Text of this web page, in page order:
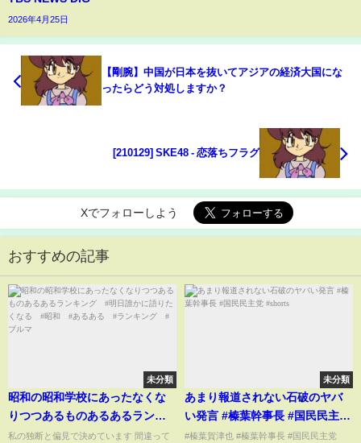
2026年4月25日
【剛腕】中国が日本を抜いてアジアの経済大国にな
ったらどう対処しますか？
[210129] SKE48 -​ 恋落ちフラグ
Xでフォローしよう
おすすめの記事
未分類
昭和の昭和学校にあったなくな
りつつあるものあるあるランキ
ング #明日誰かに語りたくな
私の独断と偏見で決めています 間違って
未分類
あまり報道されない石破のヤバ
い発言 #榛葉幹事長 #国民民主党
#shorts
#榛葉賀津也 #榛葉幹事長 #国民民主党